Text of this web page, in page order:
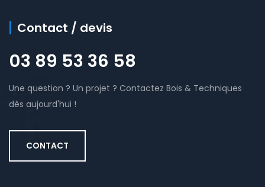
Contact / devis
03 89 53 36 58
Une question ? Un projet ? Contactez Bois & Techniques
dès aujourd'hui !
CONTACT